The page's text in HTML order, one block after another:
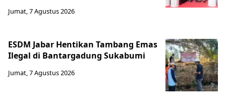
Jumat, 7 Agustus 2026
ESDM Jabar Hentikan Tambang Emas
Ilegal di Bantargadung Sukabumi
Jumat, 7 Agustus 2026